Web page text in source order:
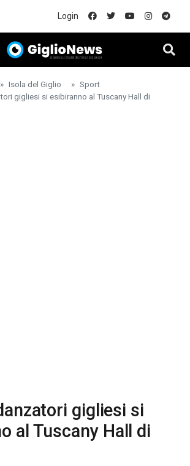
Login
Isola del Giglio
Sport
gigliesi si esibiranno al Tuscany Hall di
gigliesi si
al Tuscany Hall di